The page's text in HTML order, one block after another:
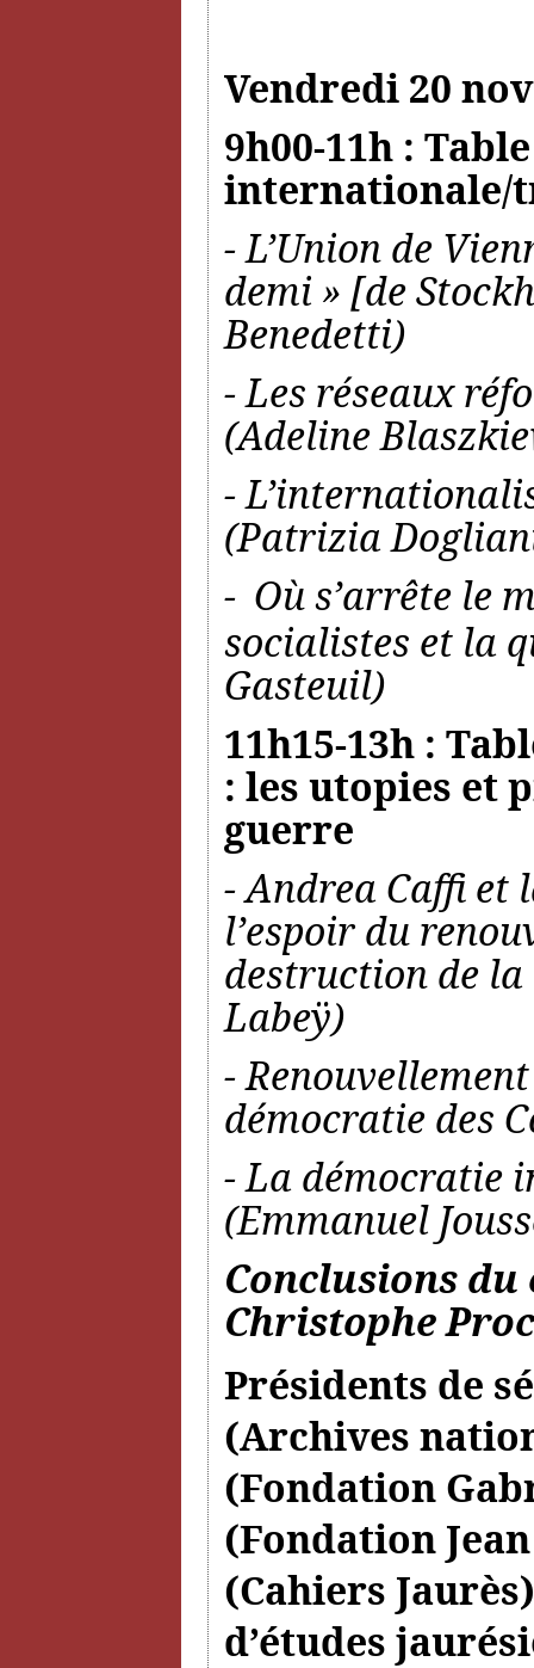
Vendredi 20
9h00-11h :
internationale/
- L’Union de
demi » [de
Benedetti)
- Les réseaux
(Adeline
-
(Patrizia
- Où s’arrête le
socialistes et la
Gasteuil)
11h15-13h :
: les utopies et
guerre
- Andrea Caffi et
l’espoir du
destruction de
Labeÿ)
-
démocratie des
- La démocratie
(Emmanuel
Conclusions du
Christophe
Présidents de
(Archives
(Fondation
(Fondation
(Cahiers
d’études